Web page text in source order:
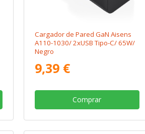
Cargador de Pared GaN Aisens
A110-1030/ 2xUSB Tipo-C/ 65W/
Negro
9,39 €
Comprar